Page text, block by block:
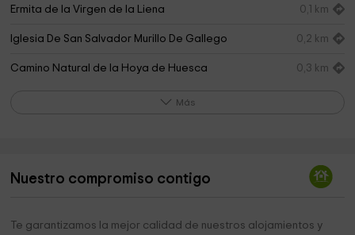
Ermita de la Virgen de la Liena 0,1 km
Iglesia De San Salvador Murillo De Gallego 0,2 km
Camino Natural de la Hoya de Huesca 0,3 km
Cementerio de Murillo de Gállego
Cementerio de Riglos 2,4 km
Más
Nuestro compromiso contigo
Te garantizamos la mejor calidad de nuestros alojamientos y